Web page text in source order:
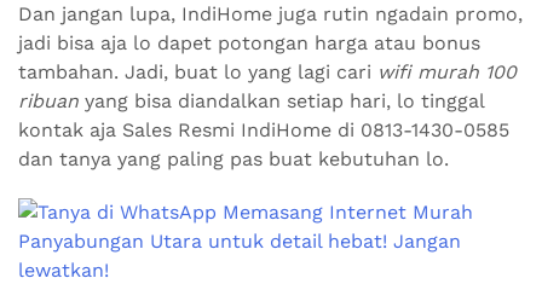
Dan jangan lupa, IndiHome juga rutin ngadain promo,
jadi bisa aja lo dapet potongan harga atau bonus
tambahan. Jadi, buat lo yang lagi cari wifi murah 100
ribuan yang bisa diandalkan setiap hari, lo tinggal
kontak aja Sales Resmi IndiHome di 0813-1430-0585
dan tanya yang paling pas buat kebutuhan lo.